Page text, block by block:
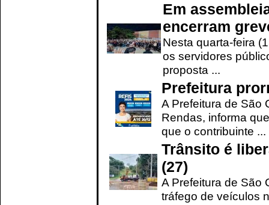
Em
encerram
Nesta quarta-feira
os servidores
proposta ...
Prefeitura
A Prefeitura de São
Rendas, informa
que o contribuinte ...
Trânsito é
(27)
A Prefeitura de São
tráfego de veículos